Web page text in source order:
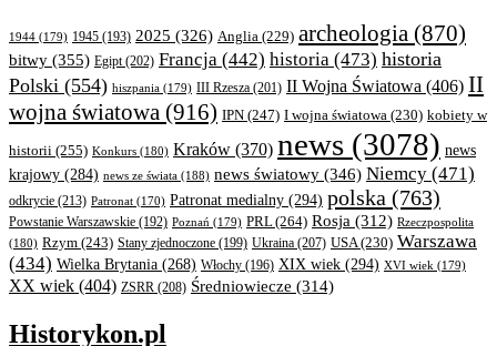
1944 (179) 1945 (193) 2025 (326) Anglia (229) archeologia (870)
bitwy (355) Egipt(202) Francja (442) historia (473) historia
Polski (554) hiszpania (179) III Rzesza (201) II Wojna Światowa (406) II
wojna światowa (916) IPN (247) I wojna światowa (230) kobiety w
historii (255) Konkurs (180) Kraków (370) news (3078) news
krajowy (284) news ze świata (188) news światowy (346) Niemcy (471)
odkrycie (213) Patronat (170) Patronat medialny (294) polska (763)
Powstanie Warszawskie (192) Poznań (179) PRL(264) Rosja (312) Rzeczpospolita
(180) Rzym (243) Stany zjednoczone (199) Ukraina (207) USA(230) Warszawa
(434) Wielka Brytania (268) Włochy (196) XIX wiek (294) XVI wiek (179)
XX wiek (404) ZSRR (208) Średniowiecze (314)
Historykon.pl